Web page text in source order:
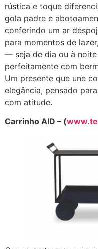
rústica e toque
gola padre e
conferindo um ar
para momentos de
— seja de dia ou à
perfeitamente com
Um presente que une
elegância, pensado
com atitude.
Carrinho AID – (